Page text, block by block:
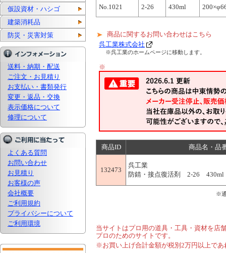
仮設資材・ハシゴ
建築消耗品
防災・災害対策
送料・納期・配送
ご注文・お見積り
お支払い・書類発行
変更・返品・交換
表示価格について
修理について
よくある質問
お問い合わせ
お見積り
お客様の声
会社概要
ご利用規約
プライバシーについて
ご利用環境
No.1021
2-26 430ml
商品に関するお問い合わせはこちら
呉工業株式会社
※呉工業のホームページに移動します。
※
商品ID 商品名・品
132473
呉工業
防錆・接点復活剤 2-26 430ml
※
当サイトはプロ用の道具・工具・資材を店
プロのためのサイトです。
※お買い上げ合計金額が税別2万円以上で